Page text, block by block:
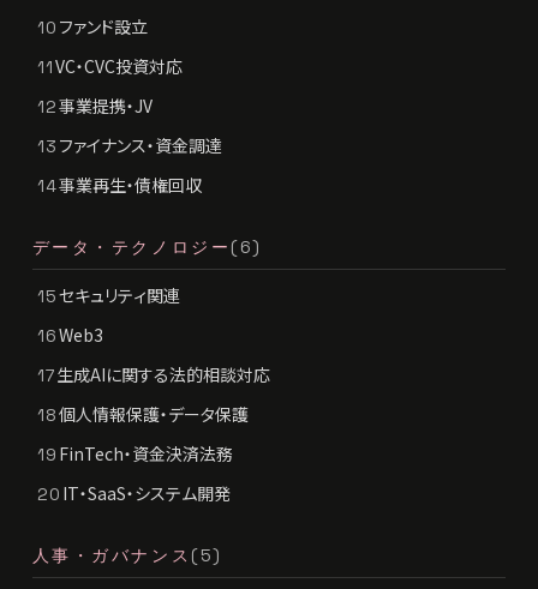
10 ファンド設立
11VC・CVC投資対応
12事業提携・JV
13 ファイナンス・資金調達
14事業再生・債権回収
データ・テクノロジー (6)
15セキュリティ関連
16Web3
17生成AIに関する法的相談対応
18個人情報保護・データ保護
19 FinTech・資金決済法務
20 IT・SaaS・システム開発
人事・ガバナンス (5)